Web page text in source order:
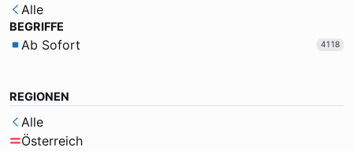
Alle
BEGRIFFE
Ab Sofort 4118
REGIONEN
Alle
Österreich